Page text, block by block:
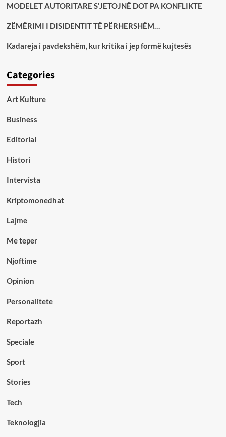
MODELET AUTORITARE S’JETOJNË DOT PA KONFLIKTE
ZËMËRIMI I DISIDENTIT TË PËRHERSHËM…
Kadareja i pavdekshëm, kur kritika i jep formë kujtesës
Categories
Art Kulture
Business
Editorial
Histori
Intervista
Kriptomonedhat
Lajme
Me teper
Njoftime
Opinion
Personalitete
Reportazh
Speciale
Sport
Stories
Tech
Teknologjia